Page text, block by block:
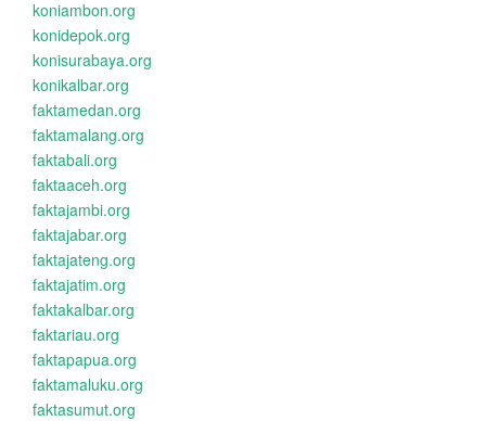
koniambon.org
konidepok.org
konisurabaya.org
konikalbar.org
faktamedan.org
faktamalang.org
faktabali.org
faktaaceh.org
faktajambi.org
faktajabar.org
faktajateng.org
faktajatim.org
faktakalbar.org
faktariau.org
faktapapua.org
faktamaluku.org
faktasumut.org